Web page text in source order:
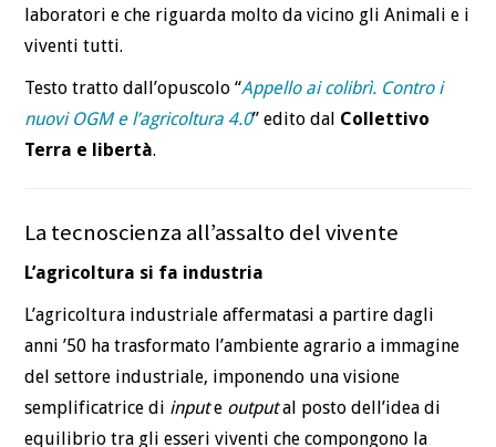
laboratori e che riguarda molto da vicino gli Animali e i
viventi tutti.
Testo tratto dall’opuscolo “Appello ai colibrì. Contro i
nuovi OGM e l’agricoltura 4.0” edito dal Collettivo
Terra e libertà.
La tecnoscienza all’assalto del vivente
L’agricoltura si fa industria
L’agricoltura industriale affermatasi a partire dagli
anni ’50 ha trasformato l’ambiente agrario a immagine
del settore industriale, imponendo una visione
semplificatrice di inpute outputal posto dell’idea di
equilibrio tra gli esseri viventi che compongono la